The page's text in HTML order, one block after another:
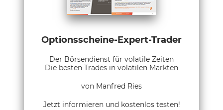
Optionsscheine-Expert-Trader
Der Börsendienst für volatile Zeiten
Die besten Trades in volatilen Märkten
von Manfred Ries
Jetzt informieren und kostenlos testen!